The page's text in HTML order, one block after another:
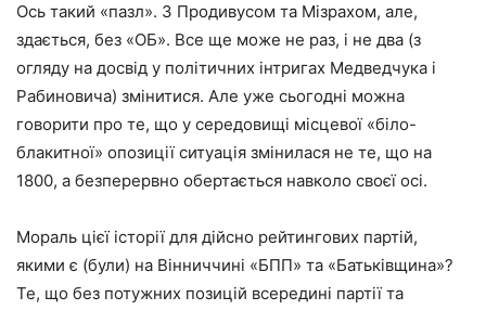
Ось такий «пазл». З Продивусом та Мізрахом, але,
здається, без «ОБ». Все ще може не раз, і не два (з
огляду на досвід у політичних інтригах Медведчука і
Рабиновича) змінитися. Але уже сьогодні можна
говорити про те, що у середовищі місцевої «біло-
блакитної» опозиції ситуація змінилася не те, що на
1800, а безперервно обертається навколо своєї осі.
Мораль цієї історії для дійсно рейтингових партій,
якими є (були) на Вінниччині «БПП» та «Батьківщина»?
Те, що без потужних позицій всередині партії та